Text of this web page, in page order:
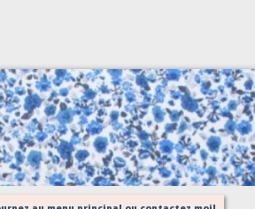
tissu coton fleuri bleu 474
Sur demande